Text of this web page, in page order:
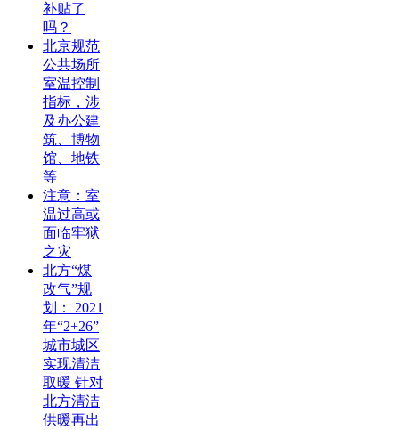
补贴了
吗？
北京规范
公共场所
室温控制
指标，涉
及办公建
筑、博物
馆、地铁
等
注意：室
温过高或
面临牢狱
之灾
北方“煤
改气”规
划： 2021
年“2+26”
城市城区
实现清洁
取暖 针对
北方清洁
供暖再出